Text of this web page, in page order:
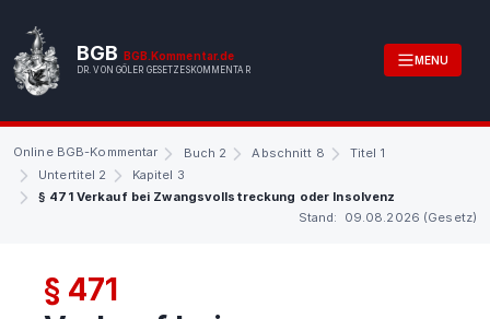
BGB BGB.Kommentar.de
DR. VON GÖLER GESETZESKOMMENTAR
MENU
Online BGB-Kommentar Buch 2 Abschnitt 8
Titel 1
Untertitel 2
Kapitel 3
§ 471 Verkauf bei Zwangsvollstreckung oder Insolvenz
Stand: 09.08.2026 (Gesetz)
§ 471